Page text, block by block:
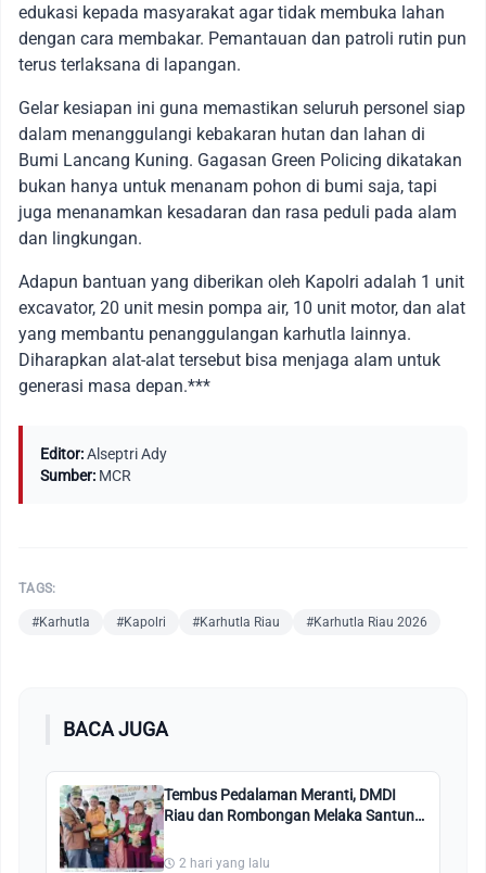
edukasi kepada masyarakat agar tidak membuka lahan
dengan cara membakar. Pemantauan dan patroli rutin pun
terus terlaksana di lapangan.
Gelar kesiapan ini guna memastikan seluruh personel siap
dalam menanggulangi kebakaran hutan dan lahan di
Bumi Lancang Kuning. Gagasan Green Policing dikatakan
bukan hanya untuk menanam pohon di bumi saja, tapi
juga menanamkan kesadaran dan rasa peduli pada alam
dan lingkungan.
Adapun bantuan yang diberikan oleh Kapolri adalah 1 unit
excavator, 20 unit mesin pompa air, 10 unit motor, dan alat
yang membantu penanggulangan karhutla lainnya.
Diharapkan alat-alat tersebut bisa menjaga alam untuk
generasi masa depan.***
Editor:Alseptri Ady
Sumber: MCR
TAGS:
#Karhutla #Kapolri #Karhutla Riau #Karhutla Riau 2026
BACA JUGA
Tembus Pedalaman Meranti, DMDI
Riau dan Rombongan Melaka Santuni
2 hari yang lalu